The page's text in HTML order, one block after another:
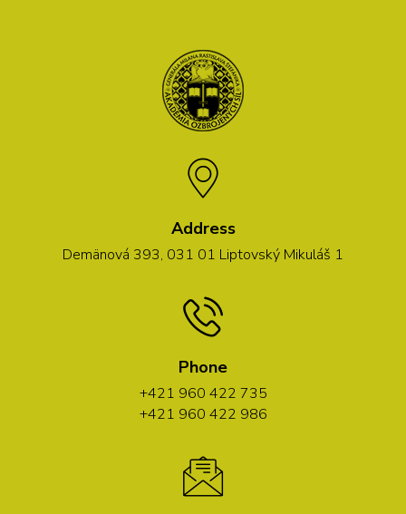
Address
Demänová 393, 031 01 Liptovský Mikuláš 1
Phone
+421 960 422 735
+421 960 422 986